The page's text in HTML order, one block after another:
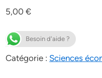
5,00€
Besoin d'aide ?
Catégorie : Sciences